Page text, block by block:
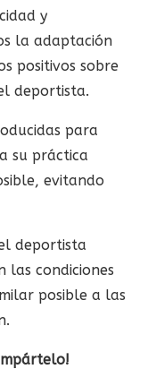
y
la adaptación
positivos sobre
deportista.
para
su práctica
evitando
deportista
las condiciones
posible a las